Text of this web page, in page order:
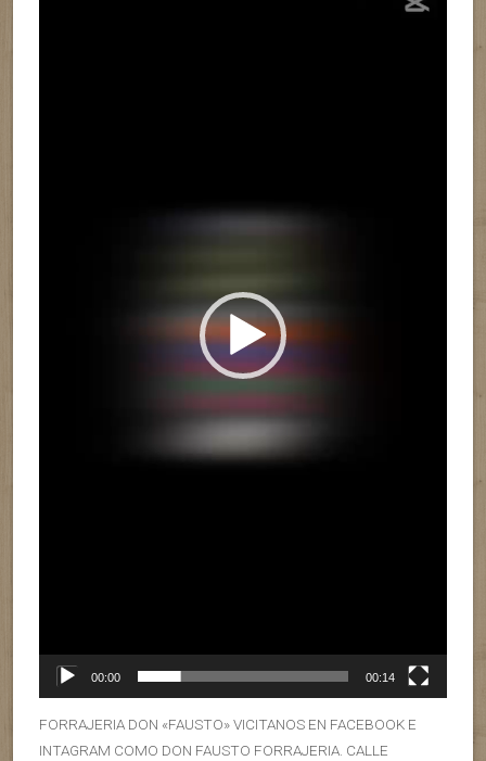
00:00 00:14
FORRAJERIA DON «FAUSTO» VICITANOS EN FACEBOOK E
INTAGRAM COMO DON FAUSTO FORRAJERIA. CALLE